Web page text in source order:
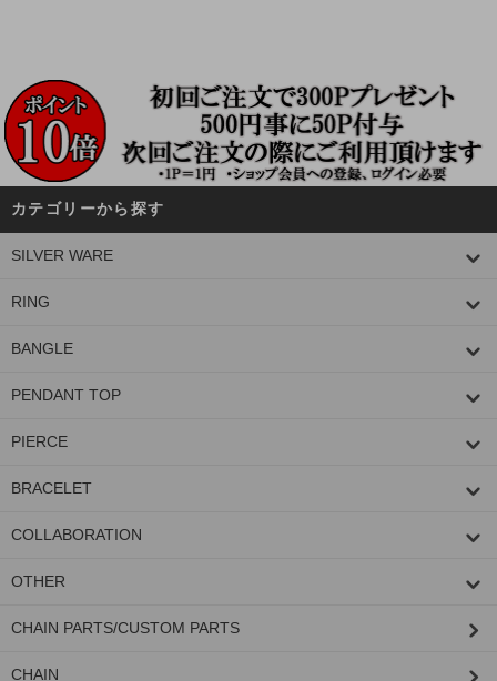
カテゴリーから探す
SILVER WARE
RING
BANGLE
PENDANT TOP
PIERCE
BRACELET
COLLABORATION
OTHER
CHAIN PARTS/CUSTOM PARTS
CHAIN